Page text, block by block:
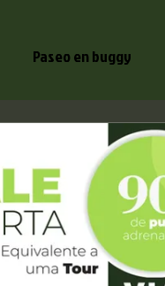
Paseo en buggy